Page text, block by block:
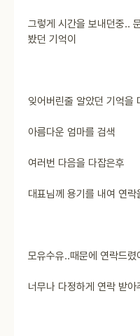
그렇게 시간을 보내던중..
봤던 기억이
잊어버린줄 알았던 기억을
아름다운 엄마를 검색
여러번 다음을 다잡은후
대표님께 용기를 내여 연락
모유수유..때문에 연락드렸
너무나 다정하게 연락 받